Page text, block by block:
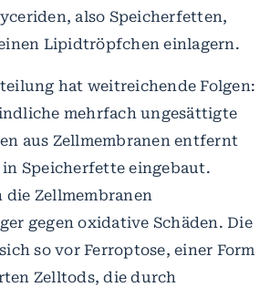
also Speicherfetten,
Lipidtröpfchen einlagern.
hat weitreichende Folgen:
mehrfach ungesättigte
aus Zellmembranen entfernt
Speicherfette eingebaut.
die Zellmembranen
gegen oxidative Schäden. Die
so vor Ferroptose, einer Form
Zelltods, die durch